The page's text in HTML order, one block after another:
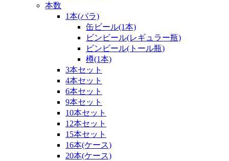
本数
1本(バラ)
缶ビール(1本)
ビンビール(レギュラー瓶)
ビンビール(トール瓶)
樽(1本)
3本セット
4本セット
6本セット
9本セット
10本セット
12本セット
15本セット
16本(ケース)
20本(ケース)